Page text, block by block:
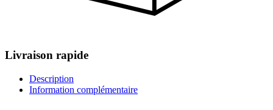
Livraison rapide
Description
Information complémentaire